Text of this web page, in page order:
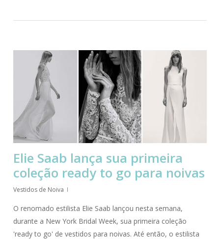
Elie Saab lança sua primeira
coleção ready to go para noivas
Vestidos de Noiva
O renomado estilista Elie Saab lançou nesta semana,
durante a New York Bridal Week, sua primeira coleção
'ready to go' de vestidos para noivas. Até então, o estilista